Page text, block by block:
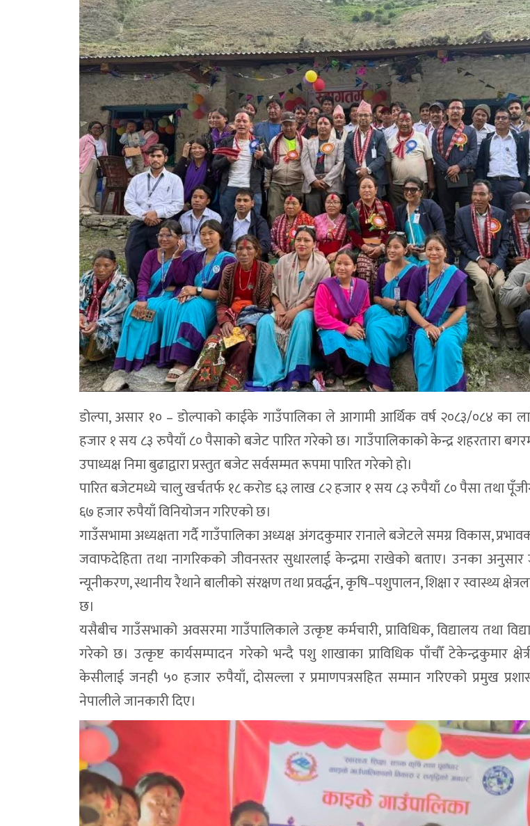
डोल्पा, असार १० – डोल्पाको काईके गाउँपालिका ले आगामी आर्थिक वर्ष २०८३/०८४ का
हजार १ सय ८३ रुपैयाँ ८० पैसाको बजेट पारित गरेको छ। गाउँपालिकाको केन्द्र शहरतारा
उपाध्यक्ष निमा बुढाद्वारा प्रस्तुत बजेट सर्वसम्मत रूपमा पारित गरेको हो।
पारित बजेटमध्ये चालु खर्चतर्फ १८ करोड ६३ लाख ८२ हजार १ सय ८३ रुपैयाँ ८० पैसा तथा
६७ हजार रुपैयाँ विनियोजन गरिएको छ।
गाउँसभामा अध्यक्षता गर्दै गाउँपालिका अध्यक्ष अंगदकुमार रानाले बजेटले समग्र विकास,
जवाफदेहिता तथा नागरिकको जीवनस्तर सुधारलाई केन्द्रमा राखेको बताए। उनका
न्यूनीकरण, स्थानीय रैथाने बालीको संरक्षण तथा प्रवर्द्धन, कृषि–पशुपालन, शिक्षा र स्वास्थ्य
छ।
यसैबीच गाउँसभाको अवसरमा गाउँपालिकाले उत्कृष्ट कर्मचारी, प्राविधिक, विद्यालय तथा
गरेको छ। उत्कृष्ट कार्यसम्पादन गरेको भन्दै पशु शाखाका प्राविधिक पाँचौँ टेकेन्द्रकुमार
केसीलाई जनही ५० हजार रुपैयाँ, दोसल्ला र प्रमाणपत्रसहित सम्मान गरिएको प्रमुख
नेपालीले जानकारी दिए।